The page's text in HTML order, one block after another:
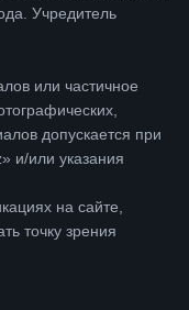
Учредитель
или частичное
допускается при
и/или указания
на сайте,
точку зрения